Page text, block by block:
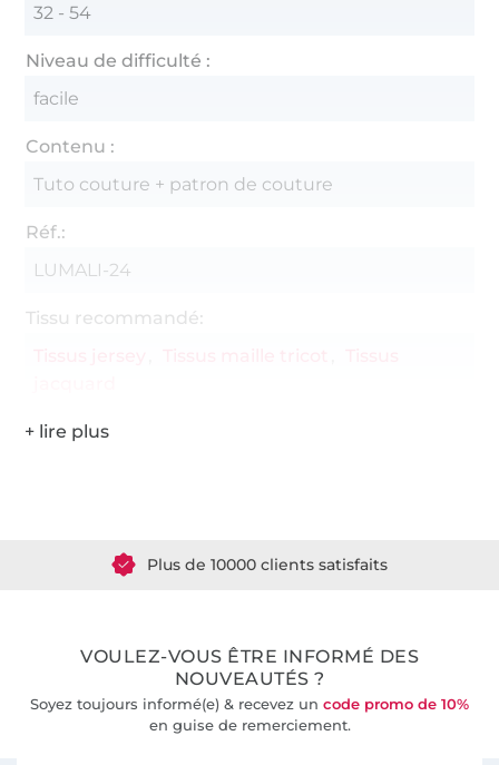
32 - 54
Niveau de difficulté :
facile
Contenu :
Tuto couture + patron de couture
Réf.:
LUMALI-24
Tissu recommandé:
VOULEZ-VOUS ÊTRE INFORMÉ DES
NOUVEAUTÉS ?
Soyez toujours informé(e) & recevez un code promo de 10%
en guise de remerciement.